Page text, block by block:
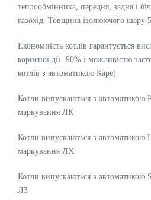
теплообмінника, передня, задня і
газохід. Товщина ізолюючого шару
Економність котлів гарантується
корисної дії -90% і можливістю
котлів з автоматикою Каре).
Котли випускаються з
маркування ЛК
Котли випускаються з
маркування ЛХ
Котли випускаються з автоматикою
ЛЗ